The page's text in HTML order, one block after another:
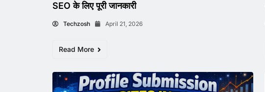
SEO के लिए पूरी जानकारी
Techzosh April 21, 2026
Read More